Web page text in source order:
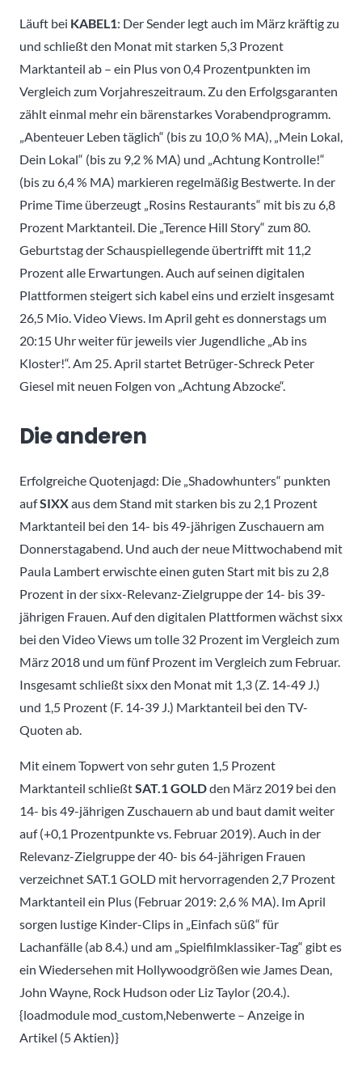
Läuft bei KABEL1: Der Sender legt auch im März kräftig zu
und schließt den Monat mit starken 5,3 Prozent
Marktanteil ab – ein Plus von 0,4 Prozentpunkten im
Vergleich zum Vorjahreszeitraum. Zu den Erfolgsgaranten
zählt einmal mehr ein bärenstarkes Vorabendprogramm.
„Abenteuer Leben täglich“ (bis zu 10,0 % MA), „Mein Lokal,
Dein Lokal“ (bis zu 9,2 % MA) und „Achtung Kontrolle!“
(bis zu 6,4 % MA) markieren regelmäßig Bestwerte. In der
Prime Time überzeugt „Rosins Restaurants“ mit bis zu 6,8
Prozent Marktanteil. Die „Terence Hill Story“ zum 80.
Geburtstag der Schauspiellegende übertrifft mit 11,2
Prozent alle Erwartungen. Auch auf seinen digitalen
Plattformen steigert sich kabel eins und erzielt insgesamt
26,5 Mio. Video Views. Im April geht es donnerstags um
20:15 Uhr weiter für jeweils vier Jugendliche „Ab ins
Kloster!“. Am 25. April startet Betrüger-Schreck Peter
Giesel mit neuen Folgen von „Achtung Abzocke“.
Die anderen
Erfolgreiche Quotenjagd: Die „Shadowhunters“ punkten
aufSIXXaus dem Stand mit starken bis zu 2,1 Prozent
Marktanteil bei den 14- bis 49-jährigen Zuschauern am
Donnerstagabend. Und auch der neue Mittwochabend mit
Paula Lambert erwischte einen guten Start mit bis zu 2,8
Prozent in der sixx-Relevanz-Zielgruppe der 14- bis 39-
jährigen Frauen. Auf den digitalen Plattformen wächst sixx
bei den Video Views um tolle 32 Prozent im Vergleich zum
März 2018 und um fünf Prozent im Vergleich zum Februar.
Insgesamt schließt sixx den Monat mit 1,3 (Z. 14-49 J.)
und 1,5 Prozent (F. 14-39 J.) Marktanteil bei den TV-
Quoten ab.
Mit einem Topwert von sehr guten 1,5 Prozent
Marktanteil schließtSAT.1 GOLDden März 2019 bei den
14- bis 49-jährigen Zuschauern ab und baut damit weiter
auf (+0,1 Prozentpunkte vs. Februar 2019). Auch in der
Relevanz-Zielgruppe der 40- bis 64-jährigen Frauen
verzeichnet SAT.1 GOLD mit hervorragenden 2,7 Prozent
Marktanteil ein Plus (Februar 2019: 2,6 % MA). Im April
sorgen lustige Kinder-Clips in „Einfach süß“ für
Lachanfälle (ab 8.4.) und am „Spielfilmklassiker-Tag“ gibt es
ein Wiedersehen mit Hollywoodgrößen wie James Dean,
John Wayne, Rock Hudson oder Liz Taylor (20.4.).
{loadmodule mod_custom,Nebenwerte – Anzeige in
Artikel (5 Aktien)}